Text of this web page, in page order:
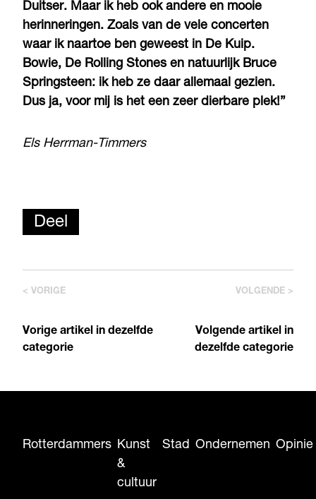
Duitser. Maar ik heb ook andere en mooie
herinneringen. Zoals van de vele concerten
waar ik naartoe ben geweest in De Kuip.
Bowie, De Rolling Stones en natuurlijk Bruce
Springsteen: ik heb ze daar allemaal gezien.
Dus ja, voor mij is het een zeer dierbare plek!”
Els Herrman-Timmers
Deel
< VORIGE
Vorige artikel in dezelfde
categorie
VOLGENDE >
Volgende artikel in
dezelfde categorie
Rotterdammers Kunst
&
cultuur
Stad Ondernemen Opinie